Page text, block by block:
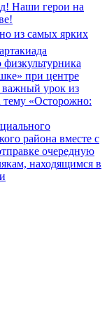
Наши герои на
из самых ярких
при центре
важный урок из
тему «Осторожно:
района вместе с
очередную
находящимся в